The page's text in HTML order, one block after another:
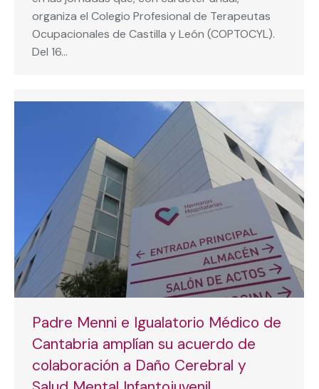
organiza el Colegio Profesional de Terapeutas
Ocupacionales de Castilla y León (COPTOCYL).
Del 16…
Padre Menni e Igualatorio Médico de
Cantabria amplían su acuerdo de
colaboración a Daño Cerebral y